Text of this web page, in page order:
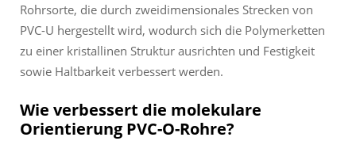
Rohrsorte, die durch zweidimensionales Strecken von
PVC-U hergestellt wird, wodurch sich die Polymerketten
zu einer kristallinen Struktur ausrichten und Festigkeit
sowie Haltbarkeit verbessert werden.
Wie verbessert die molekulare
Orientierung PVC-O-Rohre?